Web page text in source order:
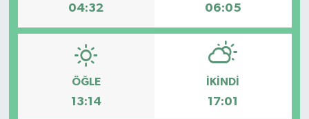
04:32 06:05
ÖĞLE
13:14
İKINDI
17:01